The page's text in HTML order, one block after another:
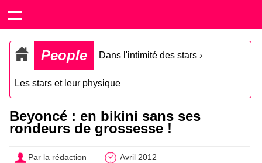
People Dans l'intimité des stars ›
Les stars et leur physique
Beyoncé : en bikini sans ses
rondeurs de grossesse !
Par la rédaction Avril 2012